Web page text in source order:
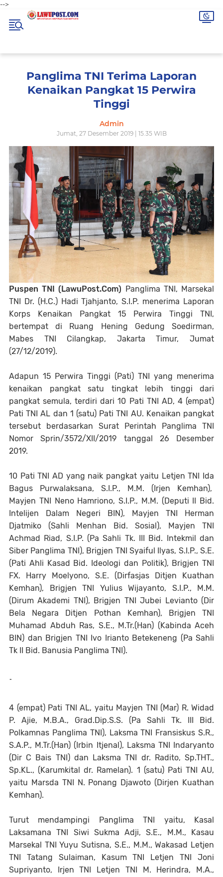
-->
Panglima TNI Terima Laporan
Kenaikan Pangkat 15 Perwira
Tinggi
Admin
Jumat, 27 Desember 2019 | 15.35 WIB
Puspen TNI (LawuPost.Com) Panglima TNI, Marsekal
TNI Dr. (H.C.) Hadi Tjahjanto, S.I.P. menerima Laporan
Korps Kenaikan Pangkat 15 Perwira Tinggi TNI,
bertempat di Ruang Hening Gedung Soedirman,
Mabes TNI Cilangkap, Jakarta Timur, Jumat
(27/12/2019).
Adapun 15 Perwira Tinggi (Pati) TNI yang menerima
kenaikan pangkat satu tingkat lebih tinggi dari
pangkat semula, terdiri dari 10 Pati TNI AD, 4 (empat)
Pati TNI AL dan 1 (satu) Pati TNI AU. Kenaikan pangkat
tersebut berdasarkan Surat Perintah Panglima TNI
Nomor Sprin/3572/XII/2019 tanggal 26 Desember
2019.
10 Pati TNI AD yang naik pangkat yaitu Letjen TNI Ida
Bagus Purwalaksana, S.I.P., M.M. (Irjen Kemhan),
Mayjen TNI Neno Hamriono, S.I.P., M.M. (Deputi II Bid.
Intelijen Dalam Negeri BIN), Mayjen TNI Herman
Djatmiko (Sahli Menhan Bid. Sosial), Mayjen TNI
Achmad Riad, S.I.P. (Pa Sahli Tk. III Bid. Intekmil dan
Siber Panglima TNI), Brigjen TNI Syaiful Ilyas, S.I.P., S.E.
(Pati Ahli Kasad Bid. Ideologi dan Politik), Brigjen TNI
FX. Harry Moelyono, S.E. (Dirfasjas Ditjen Kuathan
Kemhan), Brigjen TNI Yulius Wijayanto, S.I.P., M.M.
(Dirum Akademi TNI), Brigjen TNI Jubei Levianto (Dir
Bela Negara Ditjen Pothan Kemhan), Brigjen TNI
Muhamad Abduh Ras, S.E., M.Tr.(Han) (Kabinda Aceh
BIN) dan Brigjen TNI Ivo Irianto Betekeneng (Pa Sahli
Tk II Bid. Banusia Panglima TNI).
-
4 (empat) Pati TNI AL, yaitu Mayjen TNI (Mar) R. Widad
P. Ajie, M.B.A., Grad.Dip.S.S. (Pa Sahli Tk. III Bid.
Polkamnas Panglima TNI), Laksma TNI Fransiskus S.R.,
S.A.P., M.Tr.(Han) (Irbin Itjenal), Laksma TNI Indaryanto
(Dir C Bais TNI) dan Laksma TNI dr. Radito, Sp.THT.,
Sp.KL., (Karumkital dr. Ramelan). 1 (satu) Pati TNI AU,
yaitu Marsda TNI N. Ponang Djawoto (Dirjen Kuathan
Kemhan).
Turut mendampingi Panglima TNI yaitu, Kasal
Laksamana TNI Siwi Sukma Adji, S.E., M.M., Kasau
Marsekal TNI Yuyu Sutisna, S.E., M.M., Wakasad Letjen
TNI Tatang Sulaiman, Kasum TNI Letjen TNI Joni
Supriyanto, Irjen TNI Letjen TNI M. Herindra, M.A.,